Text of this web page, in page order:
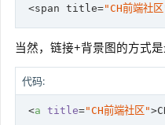
<span title="CH前端社
当然，链接+背景图的方式
代码:
<a title="CH前端社区">